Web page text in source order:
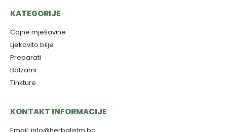
KATEGORIJE
Čajne mješavine
Ljekovito bilje
Preparati
Balzami
Tinkture
KONTAKT INFORMACIJE